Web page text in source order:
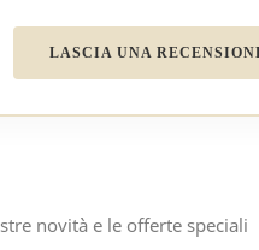
LASCIA UNA
novità e le offerte speciali